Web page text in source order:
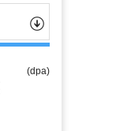
(dpa)